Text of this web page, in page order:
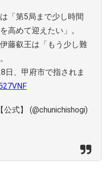
「第5局まで少し時間
高めて迎えたい」。
藤叡王は「もう少し難
日、甲府市で指されま
式】 (@chunichishogi)